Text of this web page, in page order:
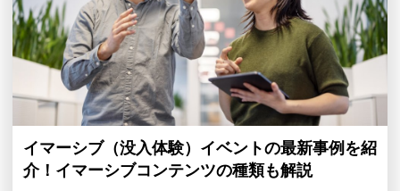
イマーシブ（没入体験）イベントの最新事例を紹
介！イマーシブコンテンツの種類も解説